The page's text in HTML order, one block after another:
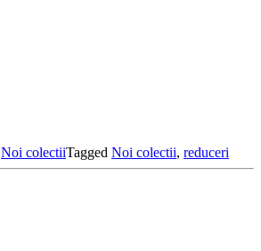
Noi colectiiTagged Noi colectii, reduceri